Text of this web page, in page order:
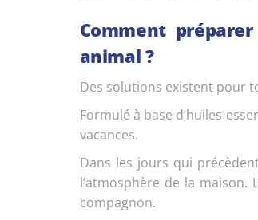
Comment
animal ?
Des solutions existent pour
Formulé à base d’huiles
vacances.
Dans les jours qui
l’atmosphère de la maison.
compagnon.